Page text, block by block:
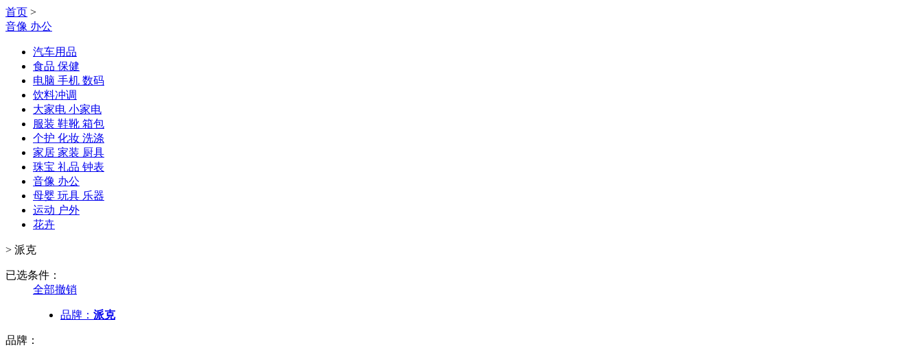
首页 >
音像 办公
汽车用品
食品 保健
电脑 手机 数码
饮料冲调
大家电 小家电
服装 鞋靴 箱包
个护 化妆 洗涤
家居 家装 厨具
珠宝 礼品 钟表
音像 办公
母婴 玩具 乐器
运动 户外
花卉
> 派克
已选条件：
全部撤销
品牌： 派克
品牌：